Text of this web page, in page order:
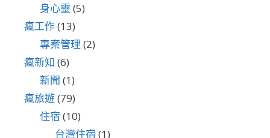
身心靈 (5)
瘋工作(13)
專案管理 (2)
瘋新知 (6)
新聞 (1)
瘋旅遊(79)
住宿 (10)
台灣住宿 (1)